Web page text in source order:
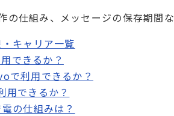
の仕組み、メッセージの保存期間
キャリア一覧
できるか？
で利用できるか？
できるか？
の仕組みは？